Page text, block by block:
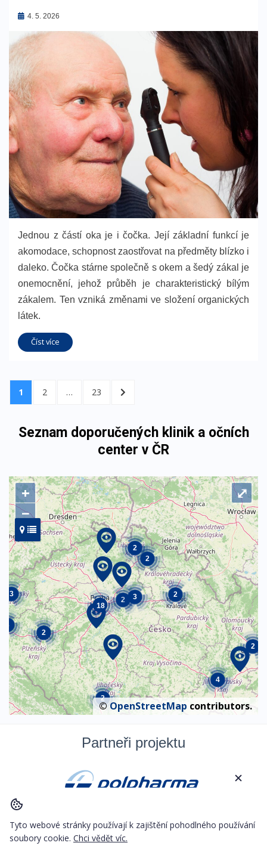
Zveřejněno
4. 5. 2026
Jednou z částí oka je i čočka. Její základní funkcí je
akomodace, schopnost zaostřovat na předměty blízko i
daleko. Čočka stárne společně s okem a šedý zákal je
onemocnění, jehož průběh je charakteristický bílým
zákalem. Ten vzniká změnami ve složení organických
látek.
Číst více
Navigace
pro
příspěvky
STRÁNKA
1 STRÁNKA
2 … STRÁNKA
23
DALŠÍ
Seznam doporučených klinik a očních
center v ČR
3
2
2
2
3 2
2
2
3
2
18
4
+
−
©OpenStreetMap contributors.
⤢
Partneři projektu
© Copyright 2026 Besocial s.r.o.
Cookies
Tyto webové stránky používají k zajištění pohodlného používání
soubory cookie. Chci vědět víc.